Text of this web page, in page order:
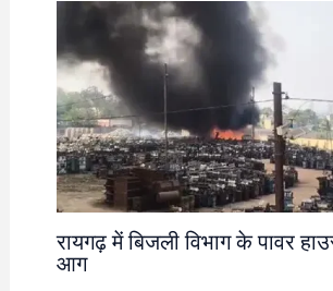
रायगढ़ में बिजली विभाग के पावर
आग